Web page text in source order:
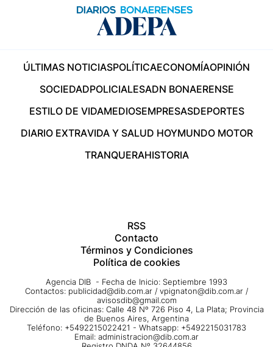
ÚLTIMAS NOTICIASPOLÍTICAECONOMÍAOPINIÓN
SOCIEDADPOLICIALESADN BONAERENSE
ESTILO DE VIDAMEDIOSEMPRESASDEPORTES
DIARIO EXTRAVIDA Y SALUD HOYMUNDO MOTOR
TRANQUERAHISTORIA
RSS
Contacto
Términos y Condiciones
Política de cookies
Agencia DIB - Fecha de Inicio: Septiembre 1993
Contactos: publicidad@dib.com.ar / vpignaton@dib.com.ar /
avisosdib@gmail.com
Dirección de las oficinas: Calle 48 Nº 726 Piso 4, La Plata; Provincia
de Buenos Aires, Argentina
Teléfono: +5492215022421 - Whatsapp: +5492215031783
Email: administracion@dib.com.ar